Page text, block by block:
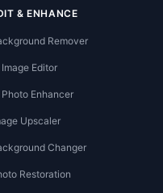
& ENHANCE
Remover
Image Editor
Photo Enhancer
Upscaler
Changer
Restoration